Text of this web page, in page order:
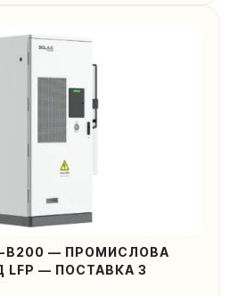
B200 — ПРОМИСЛОВА
LFP — ПОСТАВКА З